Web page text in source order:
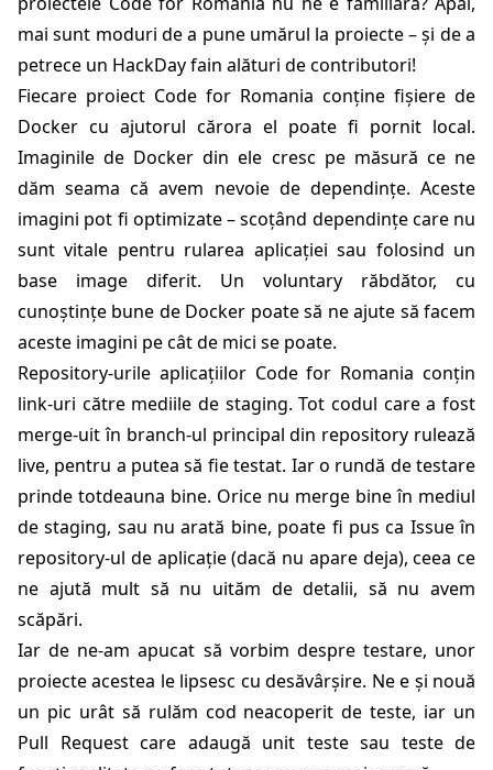
mai sunt moduri de a pune umărul la proiecte – și de a
petrece un HackDay fain alături de contributori!
Fiecare proiect Code for Romania conține fișiere de
Docker cu ajutorul cărora el poate fi pornit local.
Imaginile de Docker din ele cresc pe măsură ce ne
dăm seama că avem nevoie de dependințe. Aceste
imagini pot fi optimizate – scoțând dependințe care nu
sunt vitale pentru rularea aplicației sau folosind un
base image diferit. Un voluntary răbdător, cu
cunoștințe bune de Docker poate să ne ajute să facem
aceste imagini pe cât de mici se poate.
Repository-urile aplicațiilor Code for Romania conțin
link-uri către mediile de staging. Tot codul care a fost
merge-uit în branch-ul principal din repository rulează
live, pentru a putea să fie testat. Iar o rundă de testare
prinde totdeauna bine. Orice nu merge bine în mediul
de staging, sau nu arată bine, poate fi pus ca Issue în
repository-ul de aplicație (dacă nu apare deja), ceea ce
ne ajută mult să nu uităm de detalii, să nu avem
scăpări.
Iar de ne-am apucat să vorbim despre testare, unor
proiecte acestea le lipsesc cu desăvârșire. Ne e și nouă
un pic urât să rulăm cod neacoperit de teste, iar un
Pull Request care adaugă unit teste sau teste de